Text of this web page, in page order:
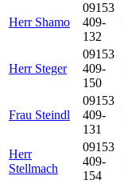
Herr Shamo
09153
409-
132
Herr Steger
09153
409-
150
Frau Steindl
09153
409-
131
Herr
Stellmach
09153
409-
154